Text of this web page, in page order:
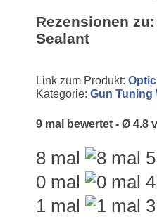
Rezensionen
Sealant
Link zum Produkt:
Kategorie: Gun Tuning
9 mal bewertet - Ø 4.8
8 mal
0 mal
1 mal